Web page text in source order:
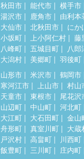
秋田市 能代市 横手市
湯沢市
鹿角市 由利本
大仙市
北秋田市 にか
小坂町
上小阿仁村 藤
八峰町
五城目町 八郎
大潟村
美郷町 羽後町
山形市 米沢市 鶴岡市
寒河江市
上山市 村山
天童市
東根市 尾花沢
山辺町
中山町 河北町
大江町
大石田町 金山
舟形町
真室川町 大蔵
戸沢村
高畠町 川西町
飯豊町
三川町 庄内町